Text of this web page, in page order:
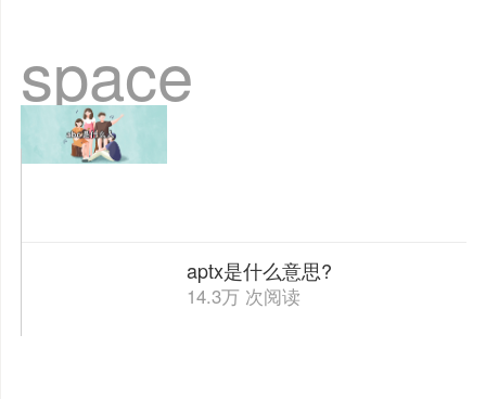
space
aptx是什么意思?
14.3万 次阅读